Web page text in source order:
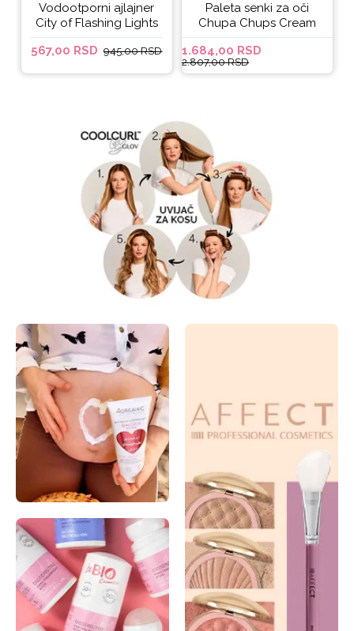
Vodootporni ajlajner
City of Flashing Lights
Micro Retractable Liner
- It's Lit
567,00 RSD 945,00 RSD
Paleta senki za oči
Chupa Chups Cream
Soda
1.684,00 RSD
2.807,00 RSD